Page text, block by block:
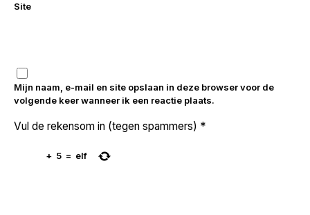
Site
Mijn naam, e-mail en site opslaan in deze browser voor de
volgende keer wanneer ik een reactie plaats.
Vul de rekensom in (tegen spammers) *
+ 5 = elf